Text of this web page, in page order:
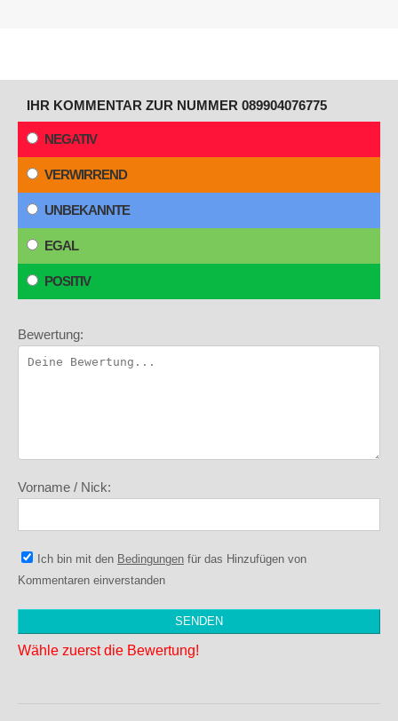
IHR KOMMENTAR ZUR NUMMER 089904076775
NEGATIV
VERWIRREND
UNBEKANNTE
EGAL
POSITIV
Bewertung:
Vorname / Nick:
Ich bin mit den Bedingungen für das Hinzufügen von
Kommentaren einverstanden
Wähle zuerst die Bewertung!